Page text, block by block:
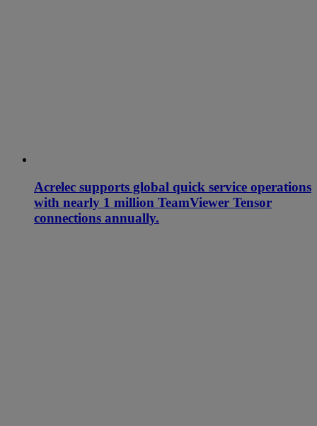
Acrelec supports global quick service operations
with nearly 1 million TeamViewer Tensor
connections annually.